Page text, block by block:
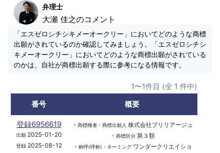
弁理士
大瀬 佳之のコメント
「エスゼロシチシキメーオークリー」においてどのような商標
出願がされているのか確認してみましょう。「エスゼロシチシ
キメーオークリー」においてどのような商標出願がされている
のかは、自社が商標出願する際に参考になる情報です。
1〜1件目 (全 1 件中)
番号
概要
登録6956619
出願2025-01-20
登録2025-08-12
・ 商標権者・商標出願人 株式会社ブリリアージュ
・ 商標区分第３類
・ 称呼(呼称)・ネーミングワンダークリエイショ